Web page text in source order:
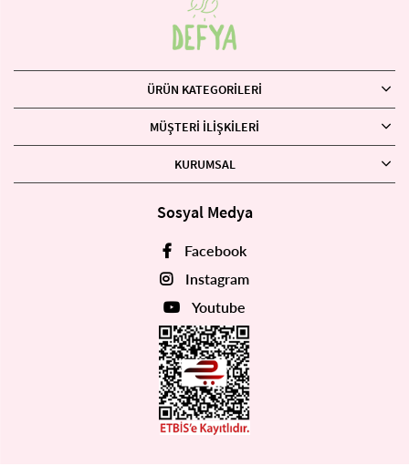
ÜRÜN KATEGORILERI
MÜŞTERI İLIŞKILERI
KURUMSAL
Sosyal Medya
Facebook
Instagram
Youtube